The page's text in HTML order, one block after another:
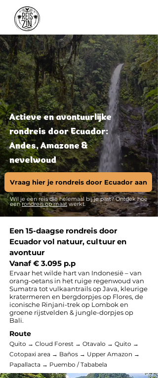
Actieve en avontuurlijke
rondreis door Ecuador:
Andes, Amazone &
nevelwoud
Vraag hier je rondreis door Ecuador aan
Wil je een reis die helemaal bij je past? Ontdek hoe
eenrondreis op maat werkt.
Een 15-daagse rondreis door
Ecuador vol natuur, cultuur en
avontuur
Vanaf € 3.095 p.p
Ervaar het wilde hart van Indonesië – van
orang-oetans in het ruige regenwoud van
Sumatra tot vulkaantrails op Java, kleurige
kratermeren en bergdorpjes op Flores, de
iconische Rinjani-trek op Lombok en
groene rijstvelden & jungle-dorpjes op
Bali.
Route
Quito → Cloud Forest → Otavalo → Quito →
Cotopaxi area → Baños → Upper Amazon →
Papallacta → Puembo / Tababela